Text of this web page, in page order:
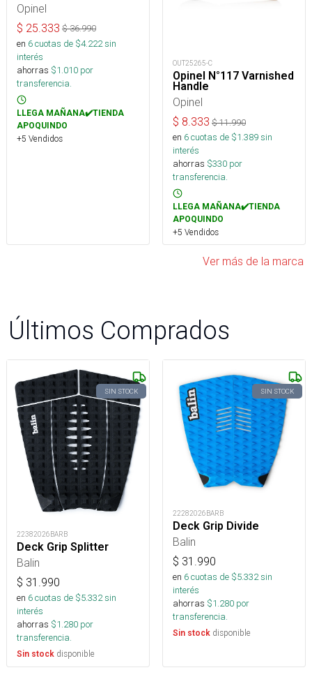
Opinel
$ 25.333 $36.990
en 6cuotas de $4.222sin
interés
ahorras $1.010 por
transferencia.
LLEGA MAÑANA✔️TIENDA
APOQUINDO
+5 Vendidos
OUT25265-C
Opinel N°117 Varnished
Handle
Opinel
$ 8.333 $11.990
en 6cuotas de $1.389sin
interés
ahorras $330 por
transferencia.
LLEGA MAÑANA✔️TIENDA
APOQUINDO
+5 Vendidos
Ver más de la marca
Últimos Comprados
SIN STOCK
22382026BARB
Deck Grip Splitter
Balin
$ 31.990
en 6cuotas de $5.332sin
interés
ahorras $1.280 por
transferencia.
Sin stock disponible
SIN STOCK
22282026BARB
Deck Grip Divide
Balin
$ 31.990
en 6cuotas de $5.332sin
interés
ahorras $1.280 por
transferencia.
Sin stock disponible